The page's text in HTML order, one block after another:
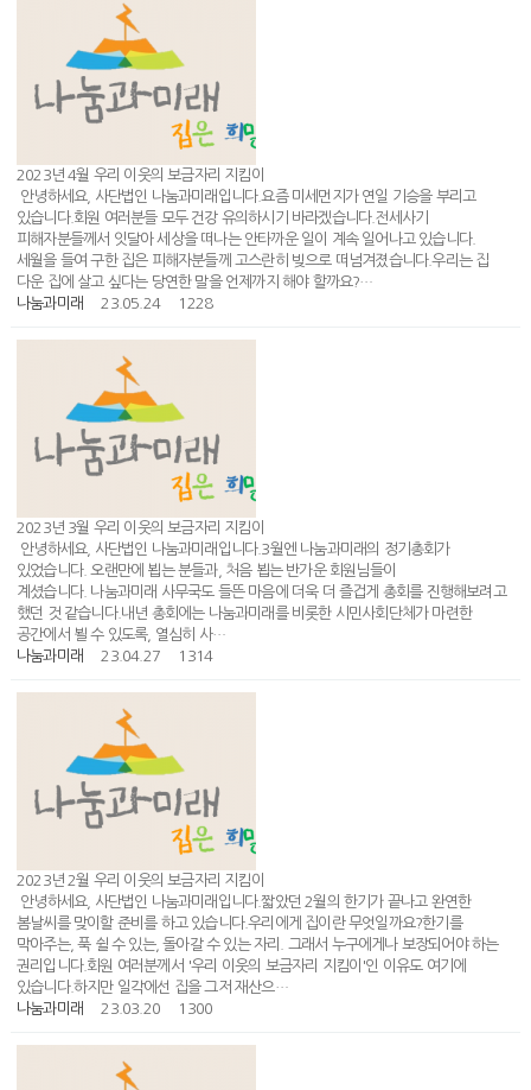
2023년 4월 우리 이웃의 보금자리 지킴이
안녕하세요, 사단법인 나눔과미래입니다.요즘 미세먼지가 연일 기승을 부리고
있습니다.회원 여러분들 모두 건강 유의하시기 바라겠습니다.전세사기
피해자분들께서 잇달아 세상을 떠나는 안타까운 일이 계속 일어나고 있습니다.
세월을 들여 구한 집은 피해자분들께 고스란히 빚으로 떠넘겨졌습니다.우리는 집
다운 집에 살고 싶다는 당연한 말을 언제까지 해야 할까요?…
나눔과미래
23.05.24 1228
2023년 3월 우리 이웃의 보금자리 지킴이
안녕하세요, 사단법인 나눔과미래입니다.3월엔 나눔과미래의 정기총회가
있었습니다. 오랜만에 뵙는 분들과, 처음 뵙는 반가운 회원님들이
계셨습니다. 나눔과미래 사무국도 들뜬 마음에 더욱 더 즐겁게 총회를 진행해보려고
했던 것 같습니다.내년 총회에는 나눔과미래를 비롯한 시민사회단체가 마련한
공간에서 뵐 수 있도록, 열심히 사…
나눔과미래
23.04.27 1314
2023년 2월 우리 이웃의 보금자리 지킴이
안녕하세요, 사단법인 나눔과미래입니다.짧았던 2월의 한기가 끝나고 완연한
봄날씨를 맞이할 준비를 하고 있습니다.우리에게 집이란 무엇일까요?한기를
막아주는, 푹 쉴 수 있는, 돌아갈 수 있는 자리. 그래서 누구에게나 보장되어야 하는
권리입니다.회원 여러분께서 '우리 이웃의 보금자리 지킴이'인 이유도 여기에
있습니다.하지만 일각에선 집을 그저 재산으…
나눔과미래
23.03.20 1300